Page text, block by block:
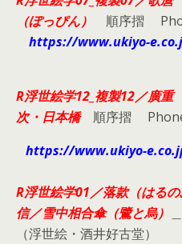
（ぽっぴん）
順序摺
https://www.ukiyo-
R浮世絵学12_複製12／廣重
次・日本橋順序摺
https://www.ukiyo-
R浮世絵学01／落款（はるの
信／雪中相合傘（鷺と烏）
（浮世絵・酒井好古堂）